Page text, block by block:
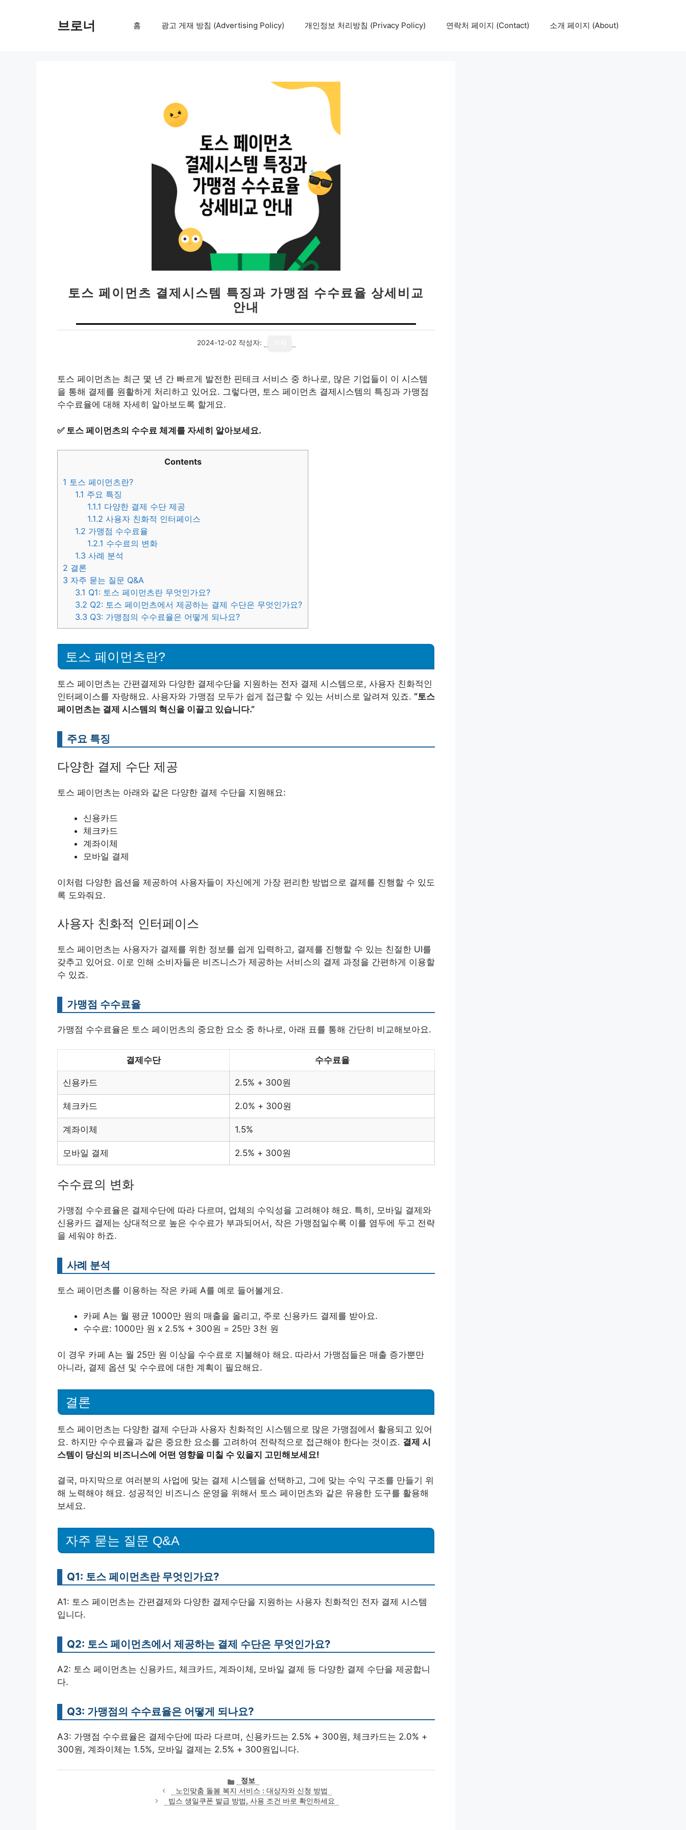
브로너 홈 광고 게재 방침 (Advertising Policy) 개인정보 처리방침 (Privacy Policy) 연락처 페이지 (Contact) 소개 페이지 (About)
토스 페이먼츠 결제시스템 특징과 가맹점 수수료율 상세비교
안내
2024-12-02 작성자:
토스 페이먼츠는 최근 몇 년 간 빠르게 발전한 핀테크 서비스 중 하나로, 많은 기업들이 이 시스템
을 통해 결제를 원활하게 처리하고 있어요. 그렇다면, 토스 페이먼츠 결제시스템의 특징과 가맹점
수수료율에 대해 자세히 알아보도록 할게요.
✅ 토스 페이먼츠의 수수료 체계를 자세히 알아보세요.
Contents
1 토스 페이먼츠란?
1.1 주요 특징
1.1.1 다양한 결제 수단 제공
1.1.2 사용자 친화적 인터페이스
1.2 가맹점 수수료율
1.2.1 수수료의 변화
1.3 사례 분석
2 결론
3 자주 묻는 질문 Q&A
3.1 Q1: 토스 페이먼츠란 무엇인가요?
3.2 Q2: 토스 페이먼츠에서 제공하는 결제 수단은 무엇인가요?
3.3 Q3: 가맹점의 수수료율은 어떻게 되나요?
토스 페이먼츠란?
토스 페이먼츠는 간편결제와 다양한 결제수단을 지원하는 전자 결제 시스템으로, 사용자 친화적인
인터페이스를 자랑해요. 사용자와 가맹점 모두가 쉽게 접근할 수 있는 서비스로 알려져 있죠. “토스
페이먼츠는 결제 시스템의 혁신을 이끌고 있습니다.”
주요 특징
다양한 결제 수단 제공
토스 페이먼츠는 아래와 같은 다양한 결제 수단을 지원해요:
신용카드
체크카드
계좌이체
모바일 결제
이처럼 다양한 옵션을 제공하여 사용자들이 자신에게 가장 편리한 방법으로 결제를 진행할 수 있도
록 도와줘요.
사용자 친화적 인터페이스
토스 페이먼츠는 사용자가 결제를 위한 정보를 쉽게 입력하고, 결제를 진행할 수 있는 친절한 UI를
갖추고 있어요. 이로 인해 소비자들은 비즈니스가 제공하는 서비스의 결제 과정을 간편하게 이용할
수 있죠.
가맹점 수수료율
가맹점 수수료율은 토스 페이먼츠의 중요한 요소 중 하나로, 아래 표를 통해 간단히 비교해보아요.
결제수단 수수료율
신용카드 2.5% + 300원
체크카드 2.0% + 300원
계좌이체 1.5%
모바일 결제 2.5% + 300원
수수료의 변화
가맹점 수수료율은 결제수단에 따라 다르며, 업체의 수익성을 고려해야 해요. 특히, 모바일 결제와
신용카드 결제는 상대적으로 높은 수수료가 부과되어서, 작은 가맹점일수록 이를 염두에 두고 전략
을 세워야 하죠.
사례 분석
토스 페이먼츠를 이용하는 작은 카페 A를 예로 들어볼게요.
카페 A는 월 평균 1000만 원의 매출을 올리고, 주로 신용카드 결제를 받아요.
수수료: 1000만 원 x 2.5% + 300원 = 25만 3천 원
이 경우 카페 A는 월 25만 원 이상을 수수료로 지불해야 해요. 따라서 가맹점들은 매출 증가뿐만
아니라, 결제 옵션 및 수수료에 대한 계획이 필요해요.
결론
토스 페이먼츠는 다양한 결제 수단과 사용자 친화적인 시스템으로 많은 가맹점에서 활용되고 있어
요. 하지만 수수료율과 같은 중요한 요소를 고려하여 전략적으로 접근해야 한다는 것이죠. 결제 시
스템이 당신의 비즈니스에 어떤 영향을 미칠 수 있을지 고민해보세요!
결국, 마지막으로 여러분의 사업에 맞는 결제 시스템을 선택하고, 그에 맞는 수익 구조를 만들기 위
해 노력해야 해요. 성공적인 비즈니스 운영을 위해서 토스 페이먼츠와 같은 유용한 도구를 활용해
보세요.
자주 묻는 질문 Q&A
Q1: 토스 페이먼츠란 무엇인가요?
A1: 토스 페이먼츠는 간편결제와 다양한 결제수단을 지원하는 사용자 친화적인 전자 결제 시스템
입니다.
Q2: 토스 페이먼츠에서 제공하는 결제 수단은 무엇인가요?
A2: 토스 페이먼츠는 신용카드, 체크카드, 계좌이체, 모바일 결제 등 다양한 결제 수단을 제공합니
다.
Q3: 가맹점의 수수료율은 어떻게 되나요?
A3: 가맹점 수수료율은 결제수단에 따라 다르며, 신용카드는 2.5% + 300원, 체크카드는 2.0% +
300원, 계좌이체는 1.5%, 모바일 결제는 2.5% + 300원입니다.
카
테
고
정보
노인맞춤 돌봄 복지 서비스 : 대상자와 신청 방법
빕스 생일쿠폰 발급 방법, 사용 조건 바로 확인하세요